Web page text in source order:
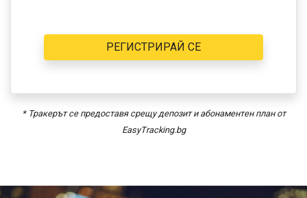
РЕГИСТРИРАЙ СЕ
* Тракерът се предоставя срещу депозит и абонаментен план от
EasyTracking.bg